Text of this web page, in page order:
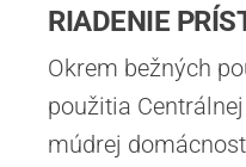
RIADENIE
Okrem bežných
použitia
múdrej